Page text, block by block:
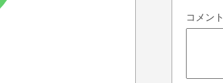
コメント